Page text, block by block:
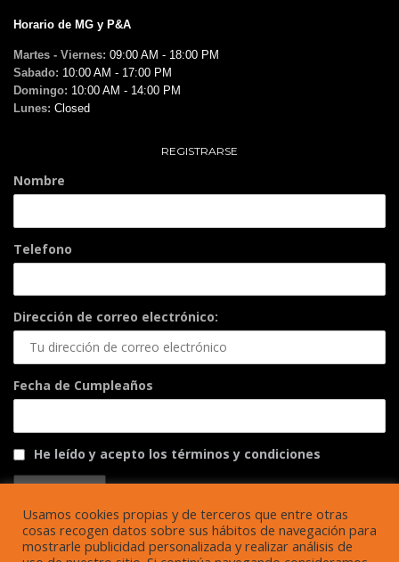
Horario de MG y P&A
Martes - Viernes: 09:00 AM - 18:00 PM
Sabado: 10:00 AM - 17:00 PM
Domingo: 10:00 AM - 14:00 PM
Lunes: Closed
REGISTRARSE
Nombre
Telefono
Dirección de correo electrónico:
Fecha de Cumpleaños
He leído y acepto los términos y condiciones
Usamos cookies propias y de terceros que entre otras
cosas recogen datos sobre sus hábitos de navegación para
mostrarle publicidad personalizada y realizar análisis de